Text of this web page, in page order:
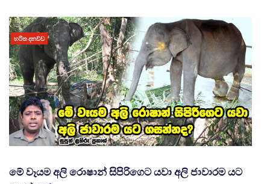
හරිත දනව්ව
මේ වෑයම අලි රොෂාන් සිපිරිගෙට යවා අලි ජාවාරම යට